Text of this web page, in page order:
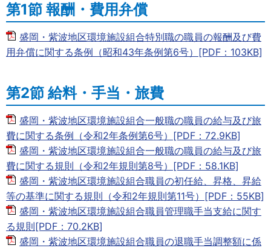
第1節 報酬・費用弁償
盛岡・紫波地区環境施設組合特別職の職員の報酬及び費
用弁償に関する条例（昭和43年条例第6号）[PDF：103KB]
第2節 給料・手当・旅費
盛岡・紫波地区環境施設組合一般職の職員の給与及び旅
費に関する条例（令和2年条例第6号）[PDF：72.9KB]
盛岡・紫波地区環境施設組合一般職の職員の給与及び旅
費に関する規則（令和2年規則第8号）[PDF：58.1KB]
盛岡・紫波地区環境施設組合職員の初任給、昇格、昇給
等の基準に関する規則（令和2年規則第11号）[PDF：55KB]
盛岡・紫波地区環境施設組合職員管理職手当支給に関す
る規則[PDF：70.2KB]
盛岡・紫波地区環境施設組合職員の退職手当調整額に係